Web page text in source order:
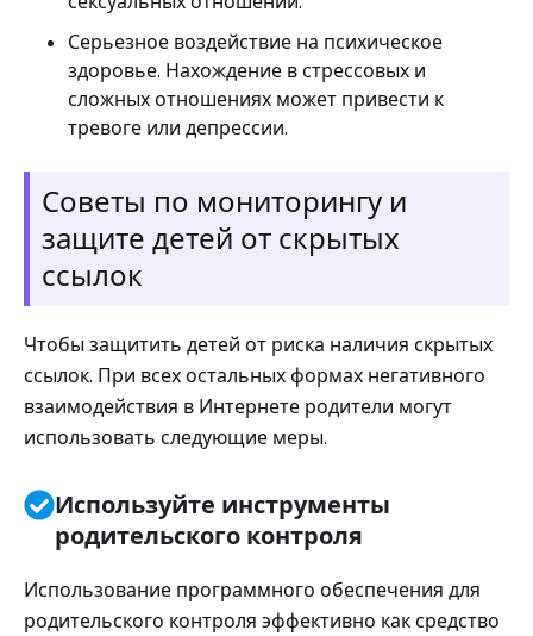
Серьезное воздействие на психическое
здоровье. Нахождение в стрессовых и
сложных отношениях может привести к
тревоге или депрессии.
Советы по мониторингу и
защите детей от скрытых
ссылок
Чтобы защитить детей от риска наличия скрытых
ссылок. При всех остальных формах негативного
взаимодействия в Интернете родители могут
использовать следующие меры.
Используйте инструменты
родительского контроля
Использование программного обеспечения для
родительского контроля эффективно как средство